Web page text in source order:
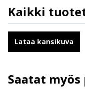
kuvioihin
"MacAaveen linna"
maisemiin.
Kaikki
ISBN
Kuvittajat
Ilmestymispäivä
Sivumäärä
Lataa kansikuva
Saatat myös